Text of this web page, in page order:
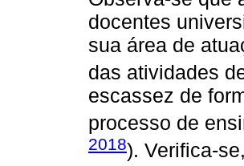
docentes
sua área de
das atividades
escassez de
processo de
2018). Verifica-